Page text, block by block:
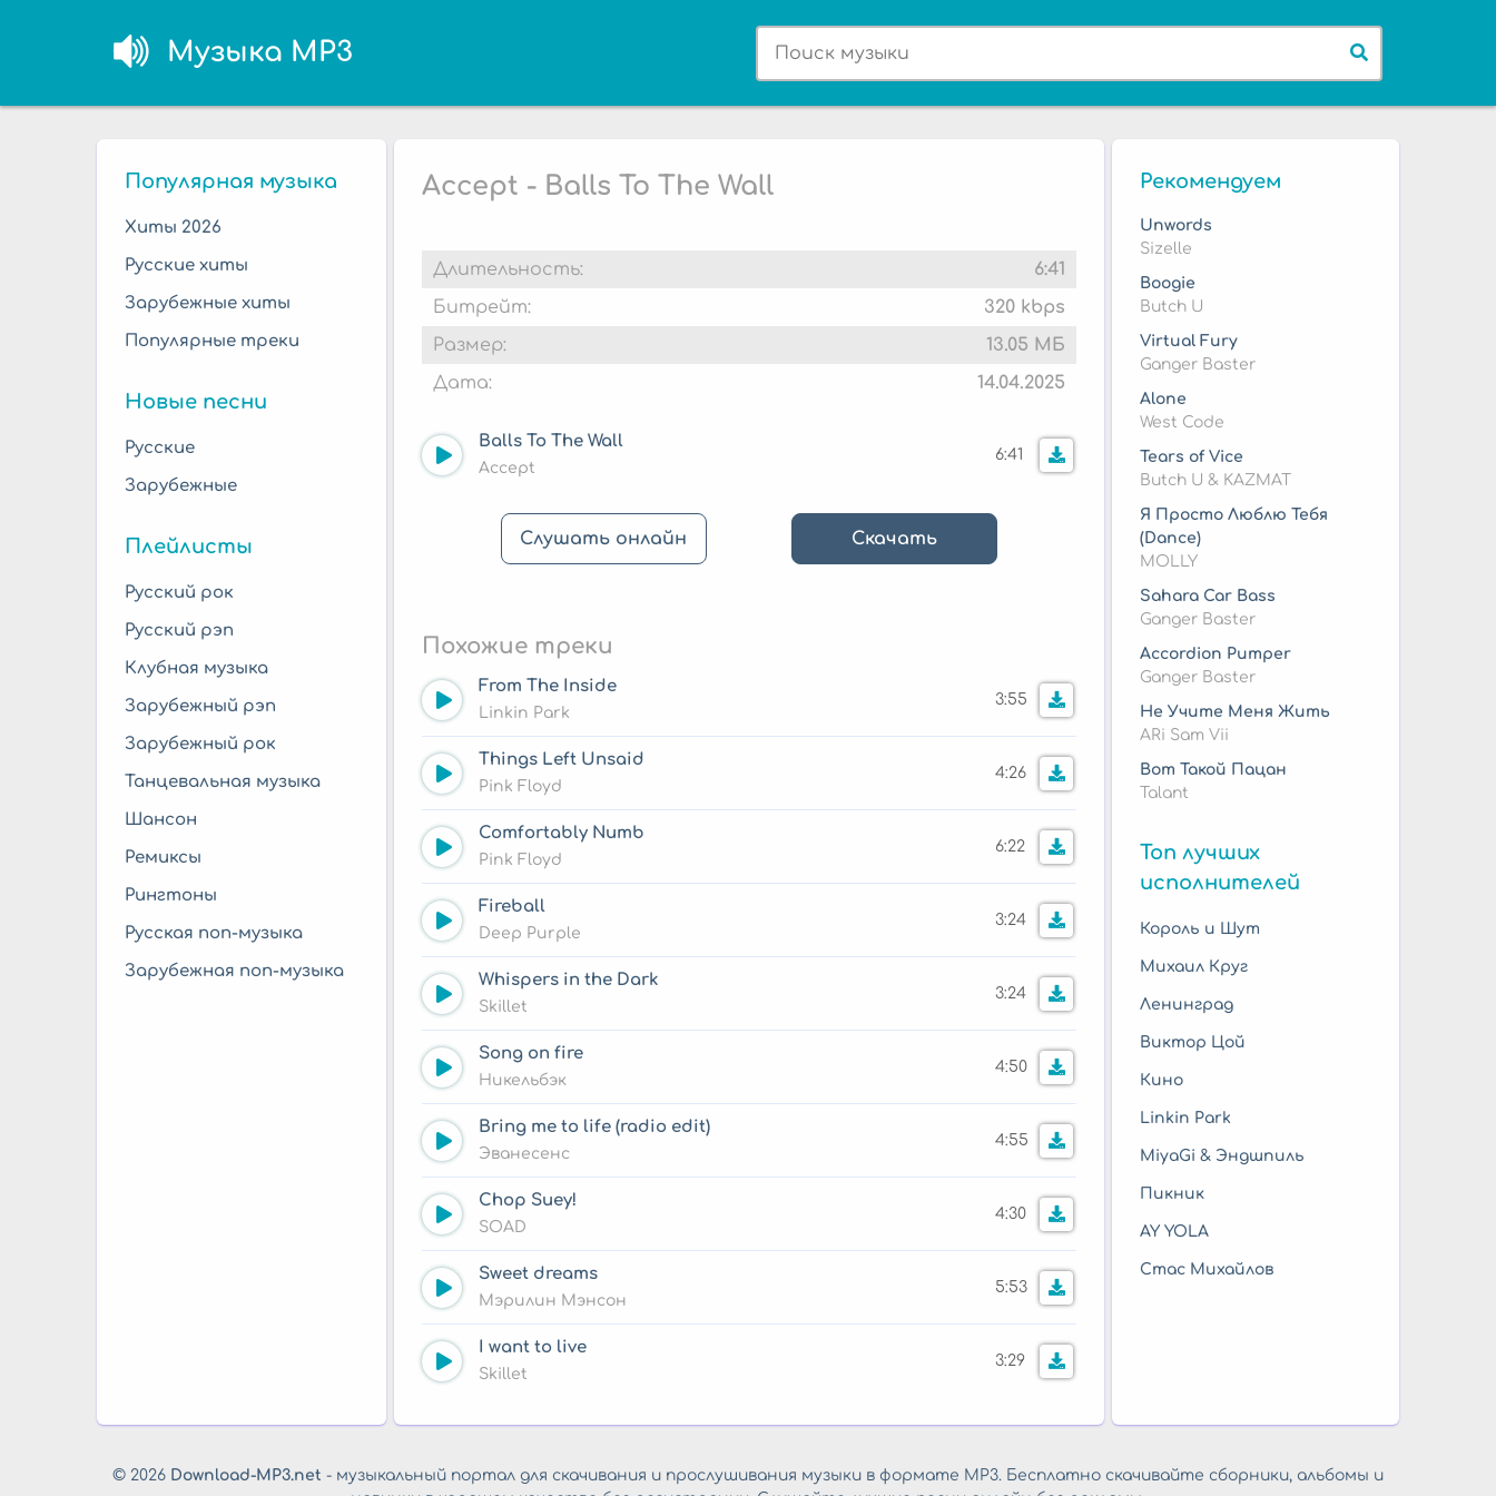
Музыка MP3
Популярная музыка
Хиты 2026
Русские хиты
Зарубежные хиты
Популярные треки
Новые песни
Русские
Зарубежные
Плейлисты
Русский рок
Русский рэп
Клубная музыка
Зарубежный рэп
Зарубежный рок
Танцевальная музыка
Шансон
Ремиксы
Рингтоны
Русская поп-музыка
Зарубежная поп-музыка
Accept - Balls To The Wall
Длительность:
6:41
Битрейт:
320 kbps
Размер:
13.05 МБ
Дата:
14.04.2025
Balls To The Wall
Accept
6:41
Слушать онлайн Скачать
Похожие треки
From The Inside
Linkin Park
3:55
Things Left Unsaid
Pink Floyd
4:26
Comfortably Numb
Pink Floyd
6:22
Fireball
Deep Purple
3:24
Whispers in the Dark
Skillet
3:24
Song on fire
Никельбэк
4:50
Bring me to life (radio edit)
Эванесенс
4:55
Chop Suey!
SOAD
4:30
Sweet dreams
Мэрилин Мэнсон
5:53
I want to live
Skillet
3:29
Рекомендуем
Unwords
Sizelle
Boogie
Butch U
Virtual Fury
Ganger Baster
Alone
West Code
Tears of Vice
Butch U & KAZMAT
Я Просто Люблю Тебя
(Dance)
MOLLY
Sahara Car Bass
Ganger Baster
Accordion Pumper
Ganger Baster
Не Учите Меня Жить
ARi Sam Vii
Вот Такой Пацан
Talant
Топ лучших
исполнителей
Король и Шут
Михаил Круг
Ленинград
Виктор Цой
Кино
Linkin Park
MiyaGi & Эндшпиль
Пикник
AY YOLA
Стас Михайлов
© 2026 Download-MP3.net - музыкальный портал для скачивания и прослушивания музыки в формате MP3. Бесплатно скачивайте сборники, альбомы и